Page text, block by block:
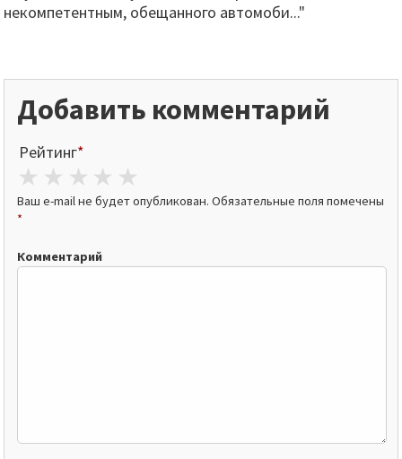
некомпетентным, обещанного автомоби..."
Добавить комментарий
Рейтинг*
4 stars
3 stars
2 stars
1 star
Ваш e-mail не будет опубликован. Обязательные поля помечены
*
Комментарий